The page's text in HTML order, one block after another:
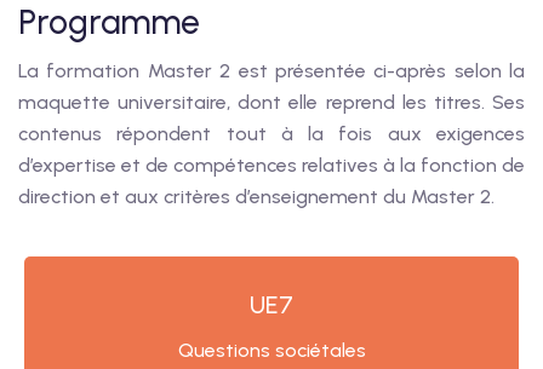
Programme
La formation Master 2 est présentée ci-après selon la
maquette universitaire, dont elle reprend les titres. Ses
contenus répondent tout à la fois aux exigences
d’expertise et de compétences relatives à la fonction de
direction et aux critères d’enseignement du Master 2.
UE7
Questions sociétales